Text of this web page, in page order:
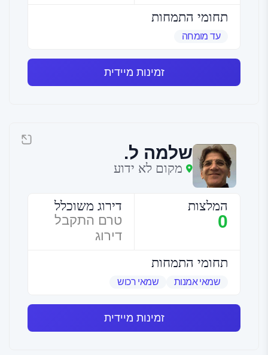
תחומי התמחות
עד מומחה
זמינות מיידית
שלמה ל.
מקום לא ידוע
המלצות
0
דירוג משוכלל
טרם התקבל
דירוג
תחומי התמחות
שמאי אמנות שמאי רכוש
זמינות מיידית